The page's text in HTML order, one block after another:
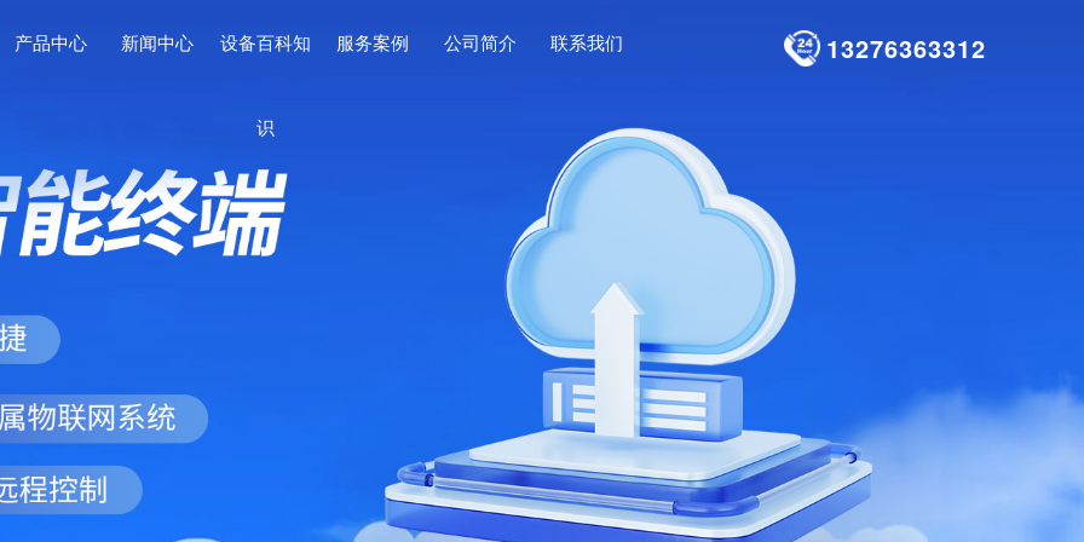
13276363312
产品中心 新闻中心 设备百科知
识
服务案例 公司简介 联系我们